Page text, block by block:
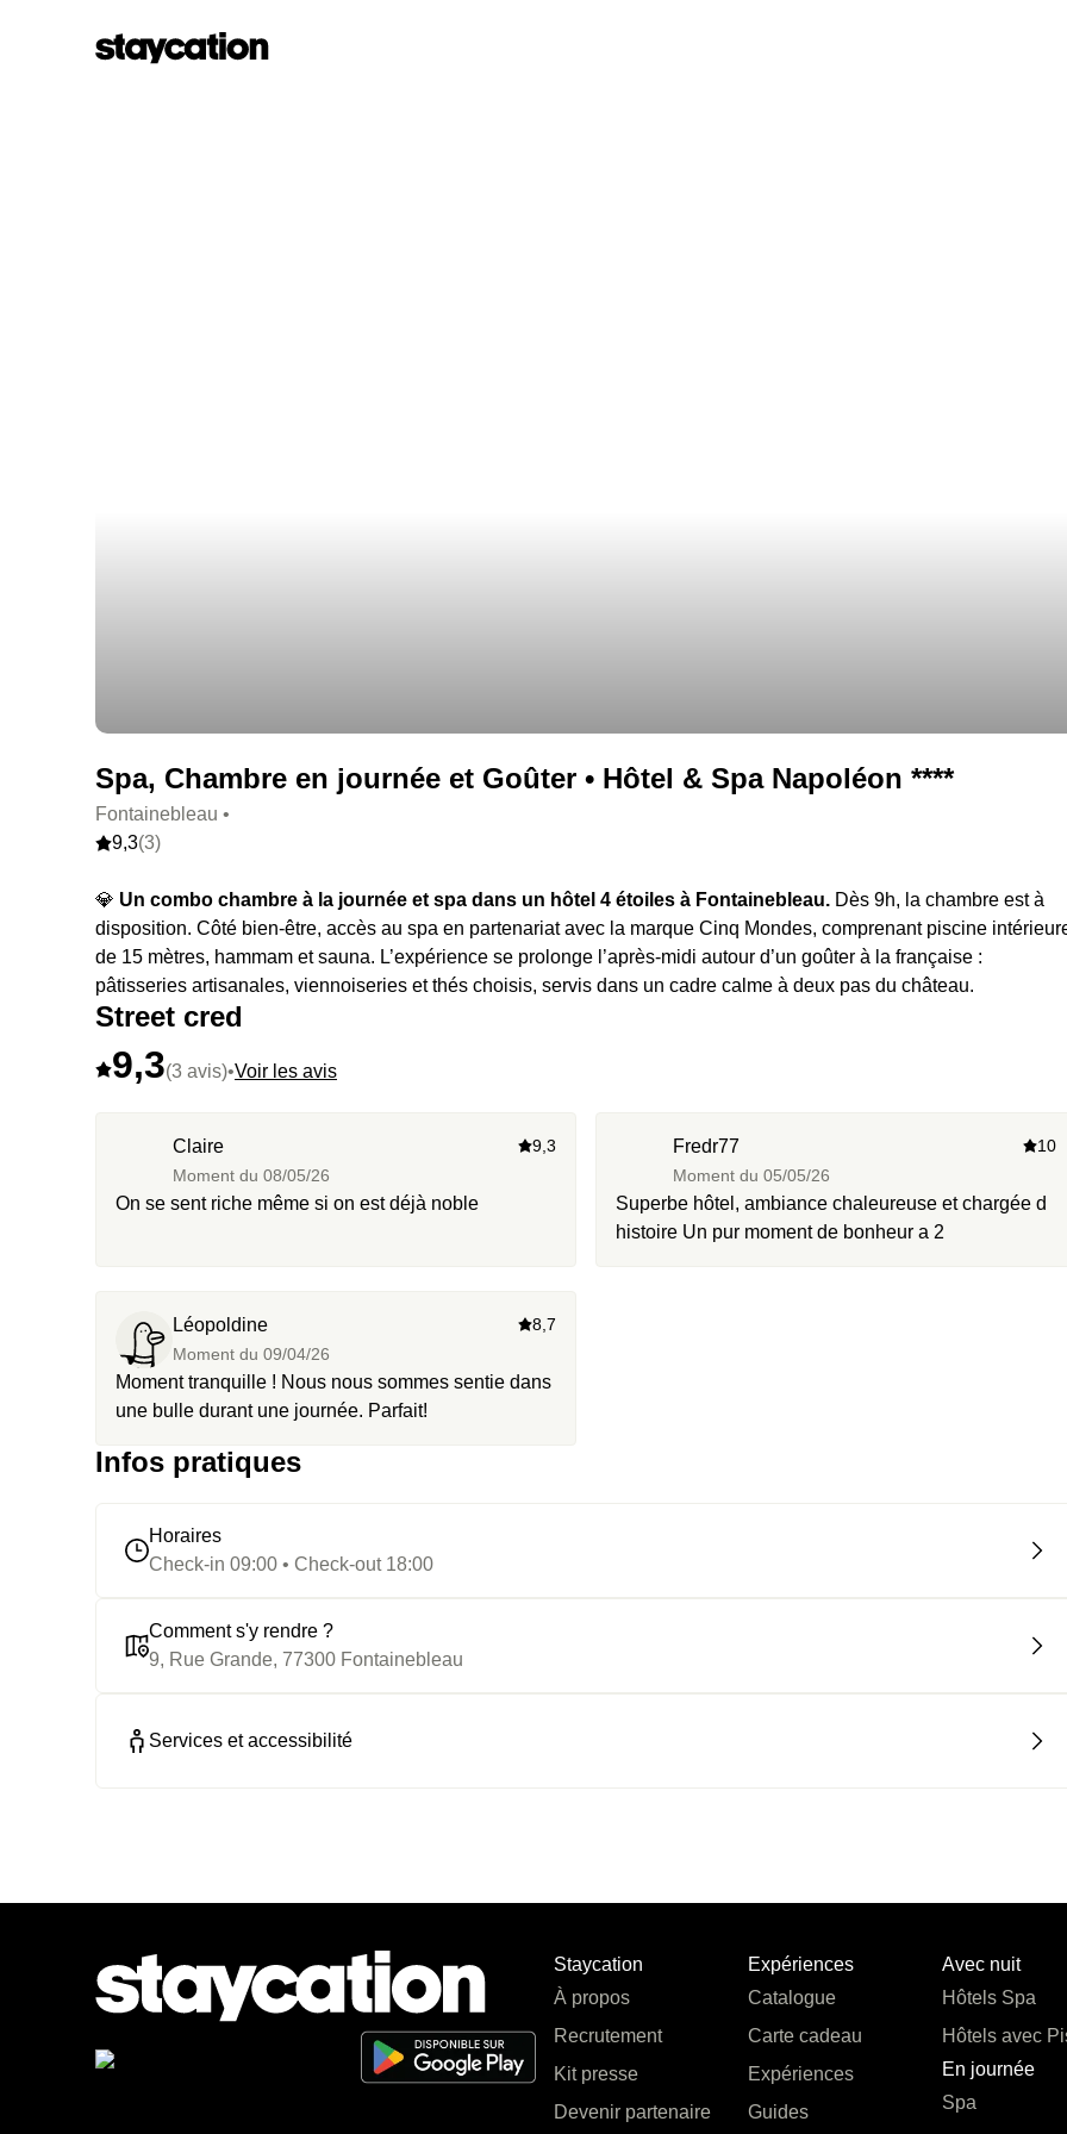
Spa, Chambre en journée et Goûter • Hôtel & Spa Napoléon ****
Fontainebleau •
9,3(3)
💎 Un combo chambre à la journée et spa dans un hôtel 4 étoiles à Fontainebleau. Dès 9h, la chambre est à
disposition. Côté bien-être, accès au spa en partenariat avec la marque Cinq Mondes, comprenant piscine
de 15 mètres, hammam et sauna. L’expérience se prolonge l’après-midi autour d’un goûter à la française :
pâtisseries artisanales, viennoiseries et thés choisis, servis dans un cadre calme à deux pas du château.
Street cred
9,3(3 avis)•Voir les avis
Claire
Moment du 08/05/26
9,3
On se sent riche même si on est déjà noble
Fredr77
Moment du 05/05/26
10
Superbe hôtel, ambiance chaleureuse et chargée d
histoire Un pur moment de bonheur a 2
Léopoldine
Moment du 09/04/26
8,7
Moment tranquille ! Nous nous sommes sentie dans
une bulle durant une journée. Parfait!
Infos pratiques
Horaires
Check-in 09:00 • Check-out 18:00
Comment s'y rendre ?
9, Rue Grande, 77300 Fontainebleau
Services et accessibilité
Staycation
À propos
Recrutement
Kit presse
Devenir partenaire
Expériences
Catalogue
Carte cadeau
Expériences
Guides
Avec nuit
Hôtels Spa
Hôtels avec
En journée
Spa